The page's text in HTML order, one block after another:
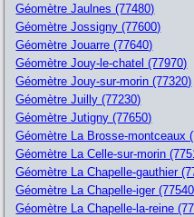
Géomètre Jaulnes (77480)
Géomètre Jossigny (77600)
Géomètre Jouarre (77640)
Géomètre Jouy-le-chatel (77970)
Géomètre Jouy-sur-morin (77320)
Géomètre Juilly (77230)
Géomètre Jutigny (77650)
Géomètre La Brosse-montceaux
Géomètre La Celle-sur-morin
Géomètre La Chapelle-gauthier
Géomètre La Chapelle-iger
Géomètre La Chapelle-la-reine